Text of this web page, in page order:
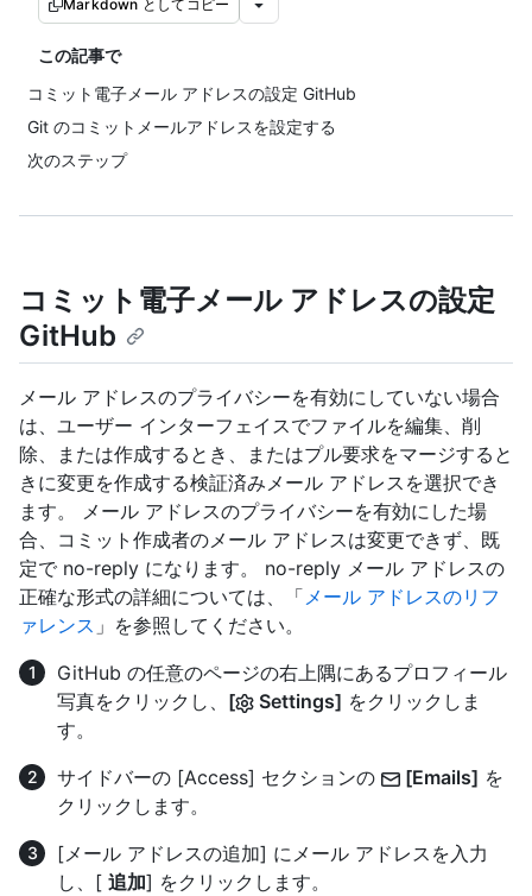
Markdown としてコピー
この記事で
コミット電子メール アドレスの設定 GitHub
Git のコミットメールアドレスを設定する
次のステップ
コミット電子メール アドレスの設定
GitHub
メール アドレスのプライバシーを有効にしていない場合
は、ユーザー インターフェイスでファイルを編集、削
除、または作成するとき、またはプル要求をマージすると
きに変更を作成する検証済みメール アドレスを選択でき
ます。 メール アドレスのプライバシーを有効にした場
合、コミット作成者のメール アドレスは変更できず、既
定で no-reply になります。 no-reply メール アドレスの
正確な形式の詳細については、「メール アドレスのリフ
ァレンス 」を参照してください。
GitHub の任意のページの右上隅にあるプロフィール
写真をクリックし、 [ Settings] をクリックしま
す。
サイドバーの [Access] セクションの
[Emails] を
クリックします。
[メール アドレスの追加] にメール アドレスを入力
し、[ 追加] をクリックします。